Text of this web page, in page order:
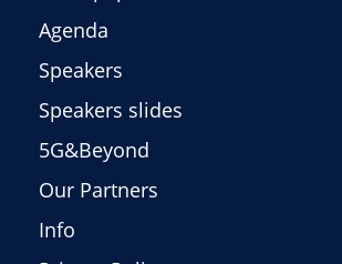
Agenda
Speakers
Speakers slides
5G&Beyond
Our Partners
Info